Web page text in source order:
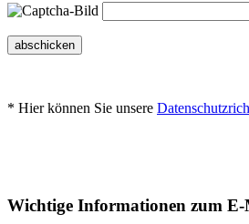
abschicken
* Hier können Sie unsere
Wichtige Informationen zum